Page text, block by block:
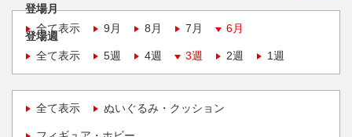
登場月
全て表示
9月 8月 7月 6月
登場週
全て表示
5週 4週 3週 2週 1週
全て表示 ぬいぐるみ・クッション